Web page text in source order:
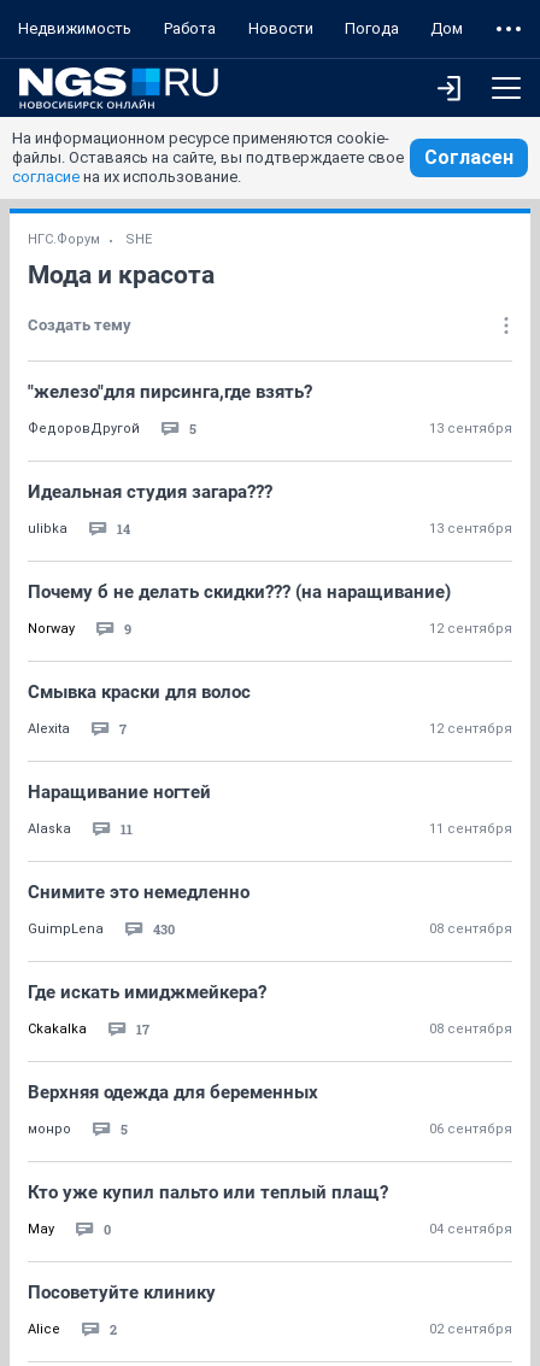
Недвижимость Работа Новости Погода Дом
На информационном ресурсе применяются cookie-
файлы. Оставаясь на сайте, вы подтверждаете свое
согласие на их использование.
Согласен
НГС.Форум SHE
Мода и красота
Создать тему
"железо"для пирсинга,где взять?
ФедоровДругой 5 13 сентября
Идеальная студия загара???
ulibka 14 13 сентября
Почему б не делать скидки??? (на наращивание)
Norway 9 12 сентября
Смывка краски для волос
Alexita 7 12 сентября
Наращивание ногтей
Alaska 11 11 сентября
Снимите это немедленно
GuimpLena 430 08 сентября
Где искать имиджмейкера?
Ckakalka 17 08 сентября
Верхняя одежда для беременных
монро 5 06 сентября
Кто уже купил пальто или теплый плащ?
May 0 04 сентября
Посоветуйте клинику
Alice 2 02 сентября